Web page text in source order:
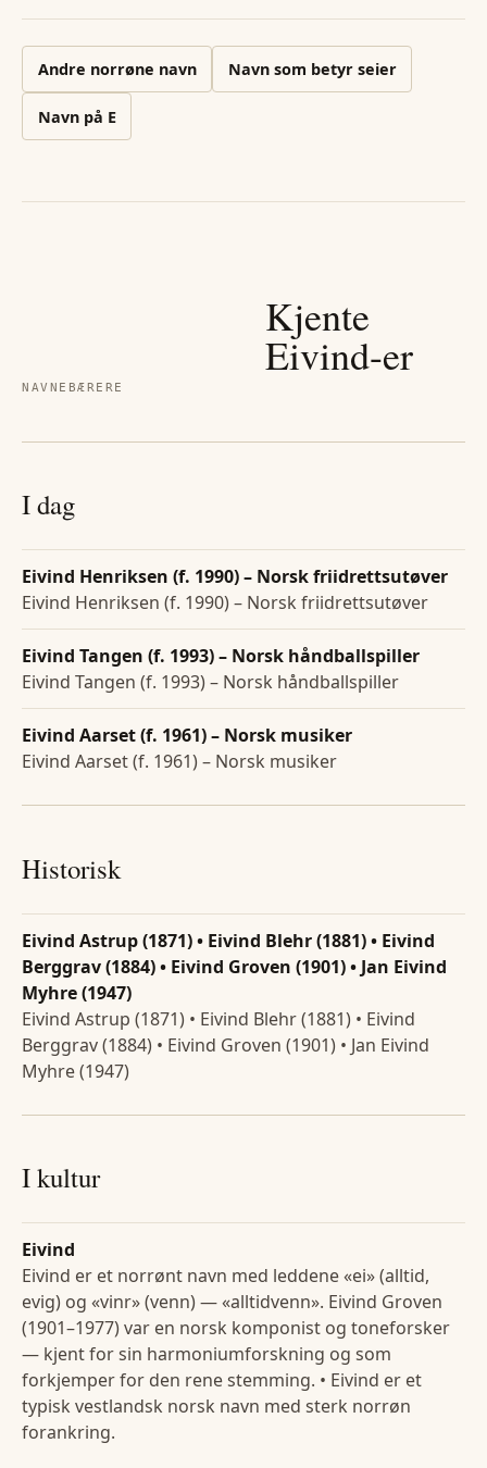
Andre norrøne navn Navn som betyr seier
Navn på E
NAVNEBÆRERE
Kjente
Eivind-er
I dag
Eivind Henriksen (f. 1990) – Norsk friidrettsutøver
Eivind Henriksen (f. 1990) – Norsk friidrettsutøver
Eivind Tangen (f. 1993) – Norsk håndballspiller
Eivind Tangen (f. 1993) – Norsk håndballspiller
Eivind Aarset (f. 1961) – Norsk musiker
Eivind Aarset (f. 1961) – Norsk musiker
Historisk
Eivind Astrup (1871) • Eivind Blehr (1881) • Eivind
Berggrav (1884) • Eivind Groven (1901) • Jan Eivind
Myhre (1947)
Eivind Astrup (1871) • Eivind Blehr (1881) • Eivind
Berggrav (1884) • Eivind Groven (1901) • Jan Eivind
Myhre (1947)
I kultur
Eivind
Eivind er et norrønt navn med leddene «ei» (alltid,
evig) og «vinr» (venn) — «alltidvenn». Eivind Groven
(1901–1977) var en norsk komponist og toneforsker
— kjent for sin harmoniumforskning og som
forkjemper for den rene stemming. • Eivind er et
typisk vestlandsk norsk navn med sterk norrøn
forankring.